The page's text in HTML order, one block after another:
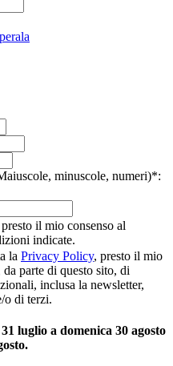
minuscole, numeri)*:
il mio consenso al
indicate.
la Privacy Policy, presto il mio
parte di questo sito, di
inclusa la newsletter,
o di terzi.
luglio a domenica 30 agosto